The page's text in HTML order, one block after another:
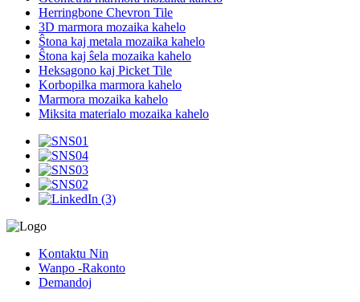
Herringbone Chevron Tile
3D marmora mozaika kahelo
Ŝtona kaj metala mozaika kahelo
Ŝtona kaj ŝela mozaika kahelo
Heksagono kaj Picket Tile
Korbopilka marmora kahelo
Marmora mozaika kahelo
Miksita materialo mozaika kahelo
Kontaktu Nin
Wanpo -Rakonto
Demandoj